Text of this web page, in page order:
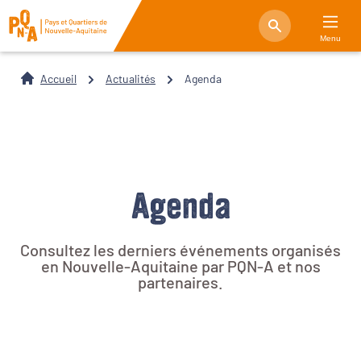
Menu
Accueil Actualités Agenda
Agenda
Consultez les derniers événements organisés
en Nouvelle-Aquitaine par PQN-A et nos
partenaires.